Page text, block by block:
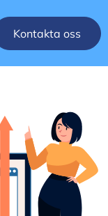
Kontakta oss